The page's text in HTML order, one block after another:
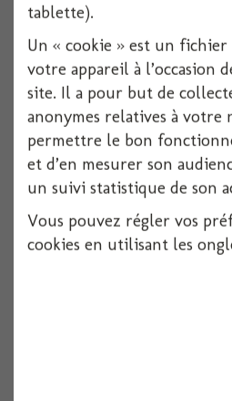
tablette).
Un « cookie » est un
votre appareil à l’occasion
site. Il a pour but de
anonymes relatives à votre
permettre le bon
et d’en mesurer son
un suivi statistique de son
Vous pouvez régler vos
cookies en utilisant les